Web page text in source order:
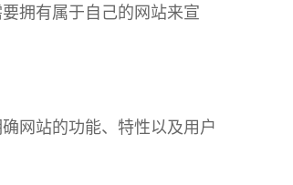
拥有属于自己的网站来宣
网站的功能、特性以及用户